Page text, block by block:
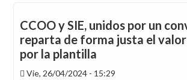
CCOO y SIE, unidos por un
reparta de forma justa el
por la plantilla
Vie, 26/04/2024 - 15:29